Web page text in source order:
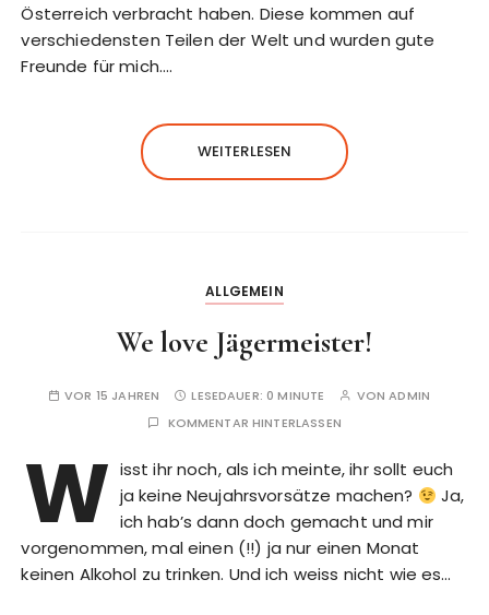
Österreich verbracht haben. Diese kommen auf
verschiedensten Teilen der Welt und wurden gute
Freunde für mich….
WEITERLESEN
ALLGEMEIN
We love Jägermeister!
VOR 15 JAHREN LESEDAUER: 0 MINUTE VONADMIN
KOMMENTAR HINTERLASSEN
W isst ihr noch, als ich meinte, ihr sollt euch
ja keine Neujahrsvorsätze machen?
Ja,
ich hab’s dann doch gemacht und mir
vorgenommen, mal einen (!!) ja nur einen Monat
keinen Alkohol zu trinken. Und ich weiss nicht wie es…